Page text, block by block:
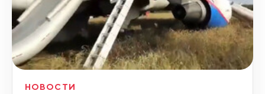
НОВОСТИ